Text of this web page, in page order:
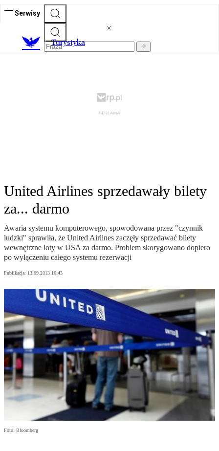
Serwisy
Turystyka
United Airlines sprzedawały bilety
za... darmo
Awaria systemu komputerowego, spowodowana przez "czynnik
ludzki" sprawiła, że United Airlines zaczęły sprzedawać bilety
wewnętrzne loty w USA za darmo. Problem skorygowano dopiero
po wyłączeniu całego systemu rezerwacji
Publikacja: 13.09.2013 16:43
Foto: Bloomberg